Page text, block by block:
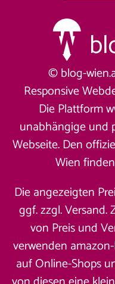
© blog-
Responsive
Die Plattform
unabhängige und
Webseite. Den
Wien
Die angezeigten
ggf. zzgl. Versand.
von Preis und
verwenden
auf Online-Shops